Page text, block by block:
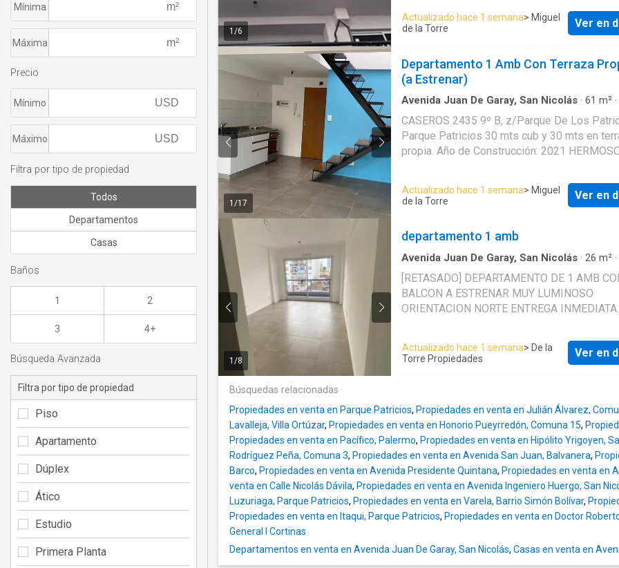
1 /6
DE CALIDAD, PISOS DE PORCELLANATO
CARPINTERÍA METÁLICA TIPO MODENA.
EXCELENTE UBICACION !!! A METROS DEL
CASEROS DEL SUBTE ENTREGA INMEDIATA
FORMA DE PAGO: 50% A LA FIRMA DEL
CON ENTREGA DE POSECIÓN 50% EN 24
ajustables con el INDICE DE LA
Actualizado hace 1 semana> Miguel
de la Torre
Ver en
1 /17
Departamento 1 Amb Con Terraza
(a Estrenar)
Avenida Juan De Garay, San Nicolás · 61 m² ·
CASEROS 2435 9º B, z/Parque De Los
Parque Patricios 30 mts cub y 30 mts en
propia. Año de Construcción: 2021
FRENTE CON TERRAZA PROPIA, BAÑO
Y LAVADERO INCORPORADO. CONSTRUIDO
MODENA. EXCELENTE UBICACION !!! A
DEL PARQUE AMEGUINO Y A 150 MTS DE
ESTACIÓN CASEROS DEL SUBTE H. PRECIO
CONTADO U$s 115.000 FINANCIACION;
55.000 (CON ENTREGA DE POSECION) Y
Actualizado hace 1 semana> Miguel
de la Torre
Ver en
1 /8
departamento 1 amb
Avenida Juan De Garay, San Nicolás · 26 m² ·
·
Apartamento
[RETASADO] DEPARTAMENTO DE 1 AMB
BALCON A ESTRENAR MUY LUMINOSO
ORIENTACION NORTE ENTREGA INMEDIATA
Expensas: 3500 - Living comedor- SUM-
corriente- Desagüe cloacal- Gas natural-
Actualizado hace 1 semana> De la
Torre Propiedades
Ver en
Búsquedas relacionadas
Propiedades en venta en Parque Patricios, Propiedades en venta en Julián Álvarez,
Lavalleja, Villa Ortúzar, Propiedades en venta en Honorio Pueyrredón, Comuna 15,
Propiedades en venta en Pacífico, Palermo, Propiedades en venta en Hipólito Yrigoyen,
Rodríguez Peña, Comuna 3, Propiedades en venta en Avenida San Juan, Balvanera,
Barco, Propiedades en venta en Avenida Presidente Quintana, Propiedades en venta en
venta en Calle Nicolás Dávila, Propiedades en venta en Avenida Ingeniero Huergo, San
Luzuriaga, Parque Patricios, Propiedades en venta en Varela, Barrio Simón Bolívar,
Propiedades en venta en Itaqui, Parque Patricios, Propiedades en venta en Doctor
General I Cortinas
Departamentos en venta en Avenida Juan De Garay, San Nicolás, Casas en venta en
Mínima
Máxima
Precio
Mínimo
Máximo
Filtra por tipo de propiedad
Todos
Departamentos
Casas
Baños
1 2
3 4+
Búsqueda Avanzada
Filtra por tipo de propiedad
Piso
Apartamento
Dúplex
Ático
Estudio
Primera Planta